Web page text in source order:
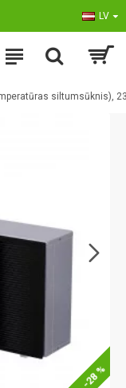
LV
siltumsūknis),
-28 %